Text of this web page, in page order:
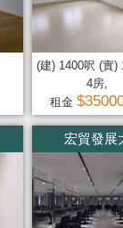
(建) 1400呎 (實)
4房,
租金
宏貿發展